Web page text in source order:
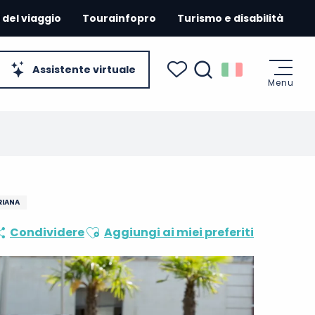
Assistente virtuale
viaggio Tourainfopro Turismo e disabilità
Menu
CondividereAjouter aux favoris
Aggiungi ai miei preferiti